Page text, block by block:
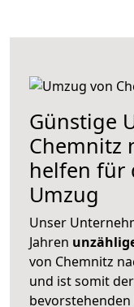
Günstige
Chemnitz
helfen für
Umzug
Unser
Jahren
von Chemnitz
und ist somit